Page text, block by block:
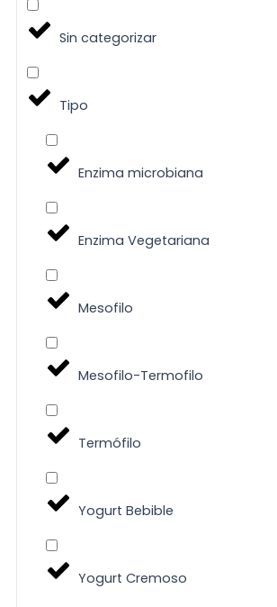
Sin categorizar
Tipo
Enzima microbiana
Enzima Vegetariana
Mesofilo
Mesofilo-Termofilo
Termófilo
Yogurt Bebible
Yogurt Cremoso